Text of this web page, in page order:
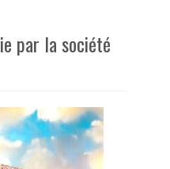
par la société